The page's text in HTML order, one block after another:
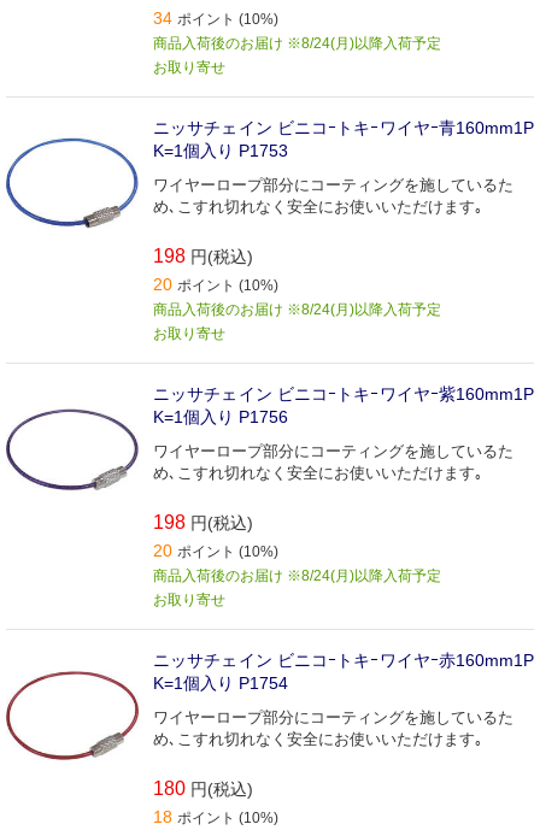
34 ポイント (10%)
商品入荷後のお届け ※8/24(月)以降入荷予定
お取り寄せ
ニッサチェイン ビニコｰトキｰワイヤｰ青160mm1P
K=1個入り P1753
ワイヤーロープ部分にコーティングを施しているた
め､こすれ切れなく安全にお使いいただけます｡
198 円(税込)
20 ポイント (10%)
商品入荷後のお届け ※8/24(月)以降入荷予定
お取り寄せ
ニッサチェイン ビニコｰトキｰワイヤｰ紫160mm1P
K=1個入り P1756
ワイヤーロープ部分にコーティングを施しているた
め､こすれ切れなく安全にお使いいただけます｡
198 円(税込)
20 ポイント (10%)
商品入荷後のお届け ※8/24(月)以降入荷予定
お取り寄せ
ニッサチェイン ビニコｰトキｰワイヤｰ赤160mm1P
K=1個入り P1754
ワイヤーロープ部分にコーティングを施しているた
め､こすれ切れなく安全にお使いいただけます｡
180 円(税込)
18 ポイント (10%)